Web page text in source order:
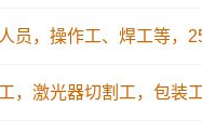
员，操作工、焊工等，
，激光器切割工，包装